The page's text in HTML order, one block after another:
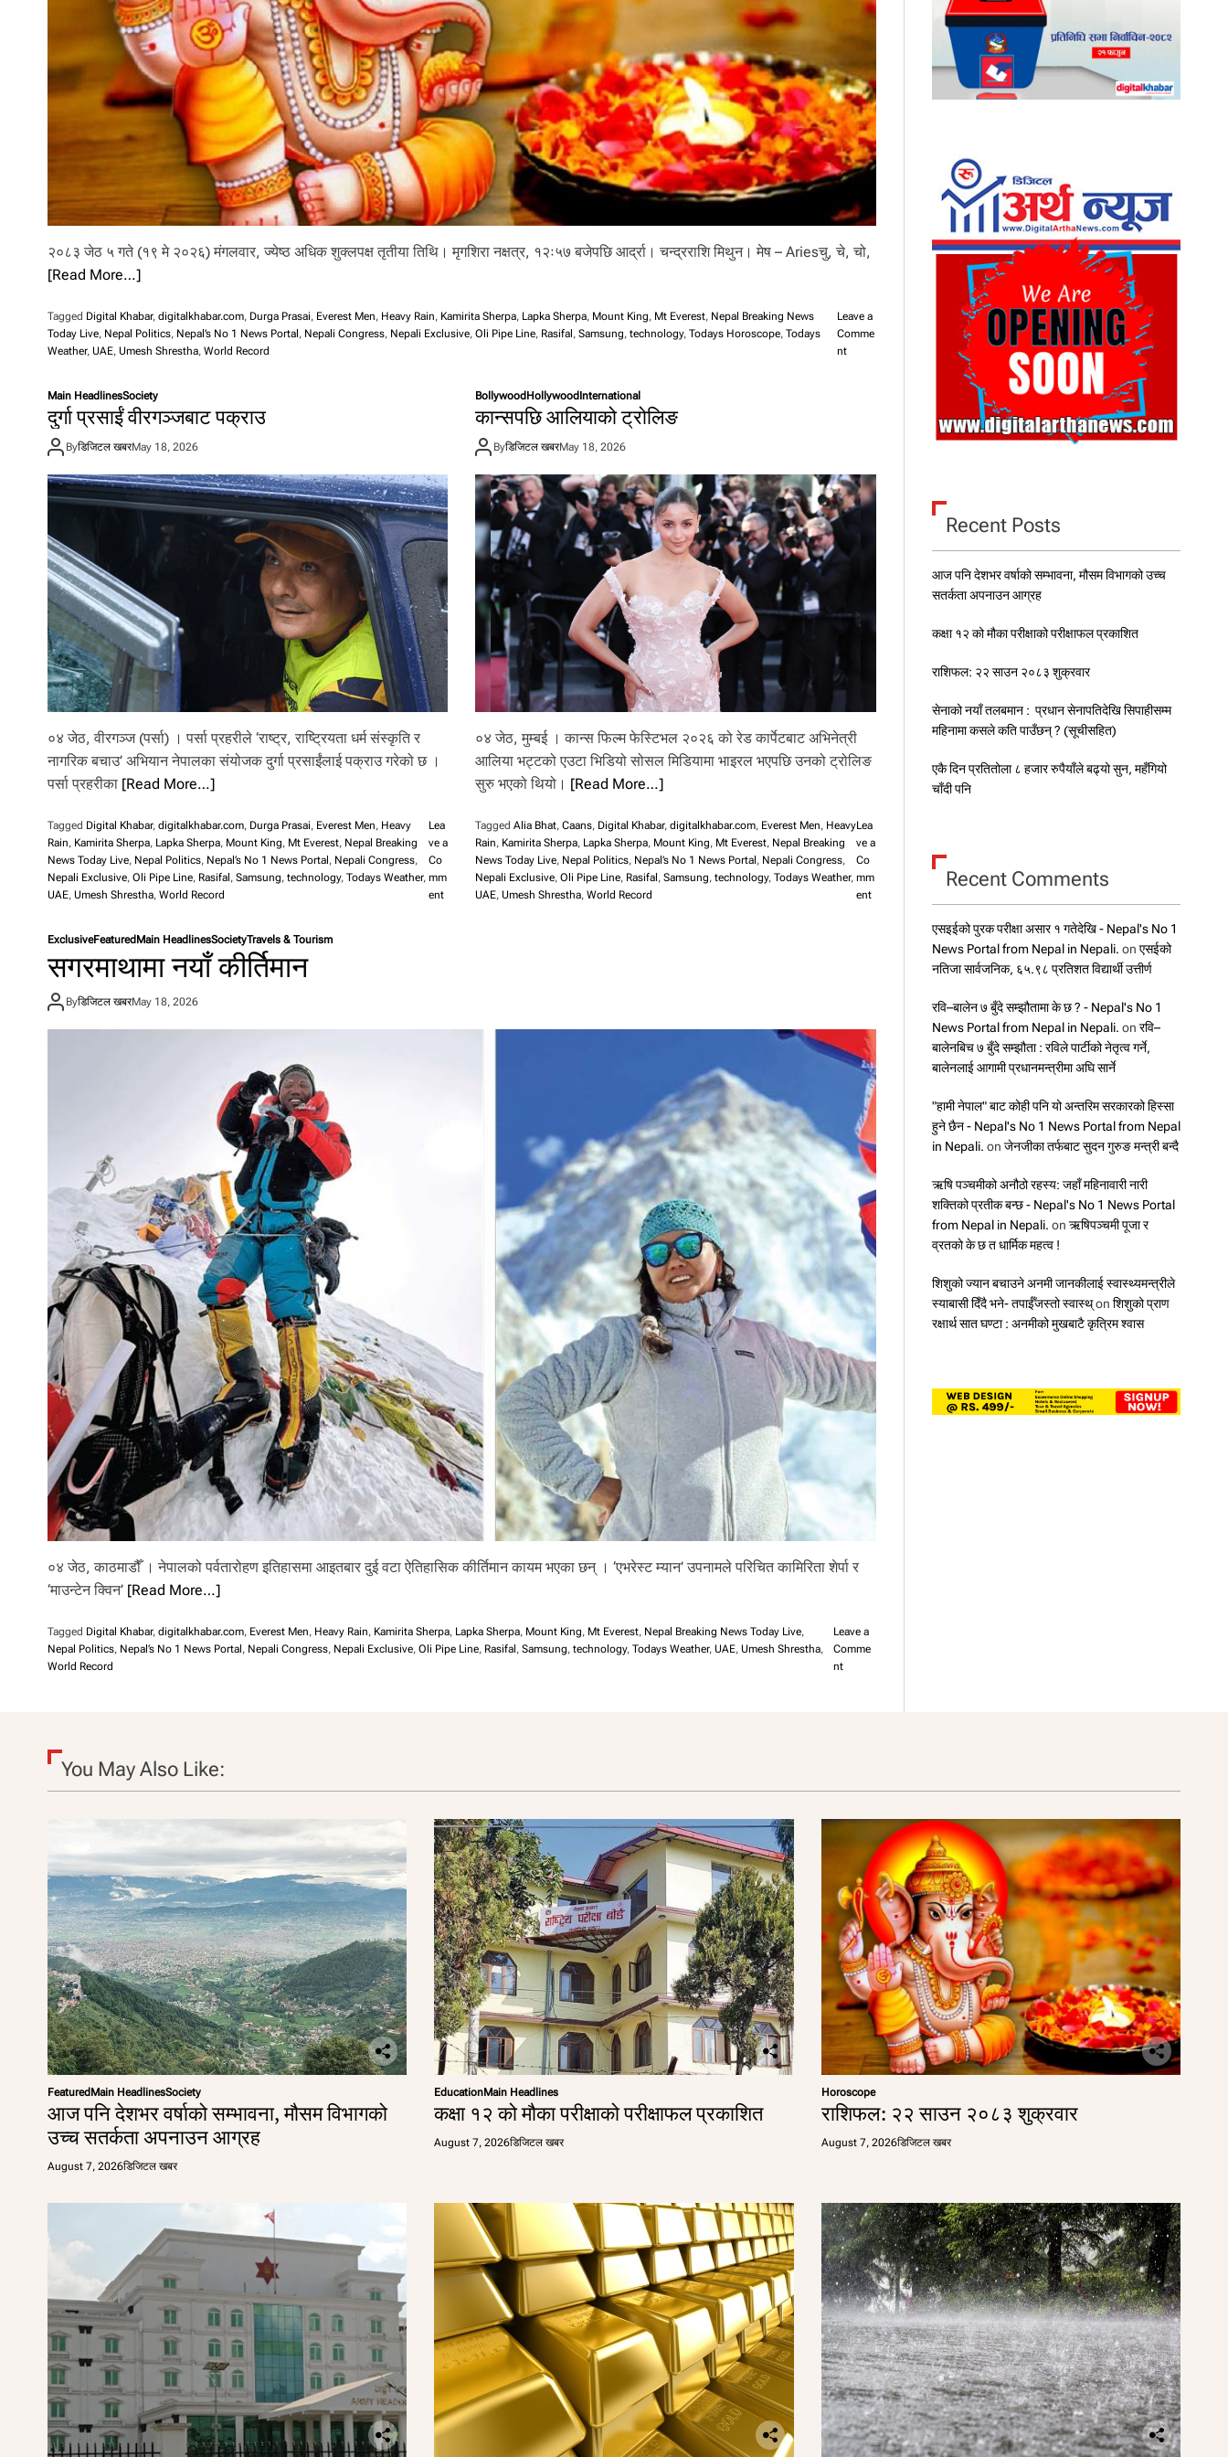
२०८३ जेठ ५ गते (१९ मे २०२६) मंगलवार, ज्येष्ठ अधिक शुक्लपक्ष तृतीया तिथि। मृगशिरा नक्षत्र, १२ः५७ बजेपछि आर्द्रा। चन्द्रराशि मिथुन। मेष – Ariesचु, चे, चो,
[Read More…]
Tagged Digital Khabar, digitalkhabar.com, Durga Prasai, Everest Men, Heavy Rain, Kamirita Sherpa, Lapka Sherpa, Mount King, Mt Everest, Nepal Breaking News
Today Live, Nepal Politics, Nepal’s No 1 News Portal , Nepali Congress, Nepali Exclusive, Oli Pipe Line, Rasifal , Samsung, technology, Todays Horoscope, Todays
Weather, UAE, Umesh Shrestha, World Record
Leave a
Comme
nto
जे
ठ
२
३
ल
फ
ल
Main HeadlinesSociety
दुर्गा प्रसाईं वीरगञ्जबाट पक्राउ
Byडिजिटल खबरMay 18, 2026
०४ जेठ, वीरगञ्ज (पर्सा) । पर्सा प्रहरीले ‘राष्ट्र, राष्ट्रियता धर्म संस्कृति र
नागरिक बचाउ’ अभियान नेपालका संयोजक दुर्गा प्रसाईंलाई पक्राउ गरेको छ ।
पर्सा प्रहरीका [Read More…]
Tagged Digital Khabar, digitalkhabar.com, Durga Prasai, Everest Men, Heavy
Rain, Kamirita Sherpa, Lapka Sherpa, Mount King, Mt Everest, Nepal Breaking
News Today Live, Nepal Politics, Nepal’s No 1 News Portal , Nepali Congress,
Nepali Exclusive, Oli Pipe Line, Rasifal , Samsung, technology, Todays Weather,
UAE, Umesh Shrestha, World Record
Lea
ve a
Co
mm
ento
र
Bollywood Hollywood International
कान्सपछि आलियाको ट्रोलिङ
Byडिजिटल खबरMay 18, 2026
०४ जेठ, मुम्बई । कान्स फिल्म फेस्टिभल २०२६ को रेड कार्पेटबाट अभिनेत्री
आलिया भट्टको एउटा भिडियो सोसल मिडियामा भाइरल भएपछि उनको ट्रोलिङ
सुरु भएको थियो। [Read More…]
TaggedAlia Bhat,Caans, Digital Khabar,digitalkhabar.com, Everest Men, Heavy
Rain, Kamirita Sherpa, Lapka Sherpa, Mount King, Mt Everest, Nepal Breaking
News Today Live, Nepal Politics, Nepal’s No 1 News Portal , Nepali Congress,
Nepali Exclusive,Oli Pipe Line, Rasifal ,Samsung,technology,Todays Weather,
UAE, Umesh Shrestha,World Record
Lea
ve a
Co
mm
ento
या
को
ट्रो
लि
ङ
ExclusiveFeatured Main HeadlinesSocietyTravels & Tourism
सगरमाथामा नयाँ कीर्तिमान
Byडिजिटल खबरMay 18, 2026
०४ जेठ, काठमाडौँ । नेपालको पर्वतारोहण इतिहासमा आइतबार दुई वटा ऐतिहासिक कीर्तिमान कायम भएका छन् । ‘एभरेस्ट म्यान’ उपनामले परिचित कामिरिता शेर्पा र
‘माउन्टेन क्विन’ [Read More…]
Tagged Digital Khabar, digitalkhabar.com, Everest Men, Heavy Rain, Kamirita Sherpa, Lapka Sherpa, Mount King, Mt Everest, Nepal Breaking News Today Live,
Nepal Politics, Nepal’s No 1 News Portal , Nepali Congress, Nepali Exclusive, Oli Pipe Line, Rasifal , Samsung, technology, Todays Weather, UAE, Umesh Shrestha,
World Record
Leave a
Comme
nto
याँ
न
Recent Posts
आज पनि देशभर वर्षाको सम्भावना, मौसम विभागको उच्च
सतर्कता अपनाउन आग्रह
कक्षा १२ को मौका परीक्षाको परीक्षाफल प्रकाशित
राशिफल: २२ साउन २०८३ शुक्रवार
सेनाको नयाँ तलबमान : प्रधान सेनापतिदेखि सिपाहीसम्म
महिनामा कसले कति पाउँछन् ? (सूचीसहित)
एकै दिन प्रतितोला ८ हजार रुपैयाँले बढ्यो सुन, महँगियो
चाँदी पनि
Recent Comments
एसइईको पुरक परीक्षा असार १ गतेदेखि - Nepal's No 1
News Portal from Nepal in Nepali. on एसईको
नतिजा सार्वजनिक, ६५.९८ प्रतिशत विद्यार्थी उत्तीर्ण
रवि–बालेन ७ बुँदे सम्झौतामा के छ ? - Nepal's No 1
News Portal from Nepal in Nepali. on रवि–
बालेनबिच ७ बुँदे सम्झौता : रविले पार्टीको नेतृत्व गर्ने,
बालेनलाई आगामी प्रधानमन्त्रीमा अघि सार्ने
"हामी नेपाल" बाट कोही पनि यो अन्तरिम सरकारको हिस्सा
हुने छैन - Nepal's No 1 News Portal from Nepal
in Nepali. on जेनजीका तर्फबाट सुदन गुरुङ मन्त्री बन्दै
ऋषि पञ्चमीको अनौठो रहस्य: जहाँ महिनावारी नारी
शक्तिको प्रतीक बन्छ - Nepal's No 1 News Portal
from Nepal in Nepali. on ऋषिपञ्चमी पूजा र
व्रतको के छ त धार्मिक महत्व !
शिशुको ज्यान बचाउने अनमी जानकीलाई स्वास्थ्यमन्त्रीले
स्याबासी दिँदै भने- तपाईँजस्तो स्वास्थ्on शिशुको प्राण
रक्षार्थ सात घण्टा : अनमीको मुखबाटै कृत्रिम श्वास
You May Also Like:
Featured Main HeadlinesSociety
आज पनि देशभर वर्षाको सम्भावना, मौसम विभागको
उच्च सतर्कता अपनाउन आग्रह
August 7, 2026डिजिटल खबर
EducationMain Headlines
कक्षा १२ को मौका परीक्षाको परीक्षाफल प्रकाशित
August 7, 2026डिजिटल खबर
Horoscope
राशिफल: २२ साउन २०८३ शुक्रवार
August 7, 2026डिजिटल खबर